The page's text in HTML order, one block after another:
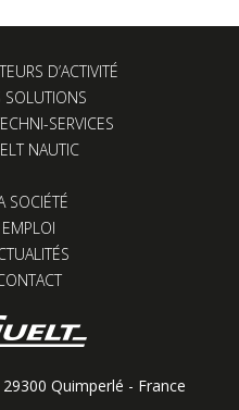
D’ACTIVITÉ
SOLUTIONS
SERVICES
NAUTIC
SOCIÉTÉ
EMPLOI
Quimperlé - France